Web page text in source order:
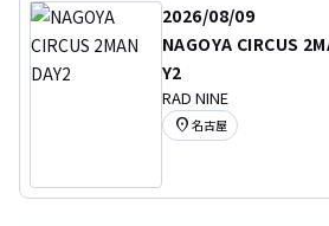
2026/08/09
NAGOYA CIRCUS
Y2
RAD NINE
location_on 名古屋